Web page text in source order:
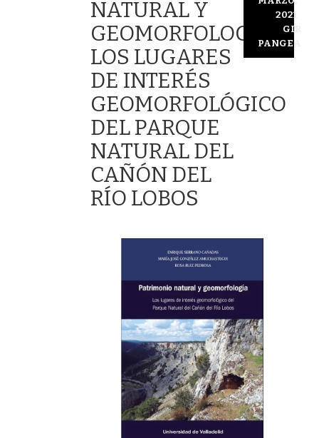
NATURAL Y
GEOMORFOLOGÍA.
LOS LUGARES
DE INTERÉS
GEOMORFOLÓGICO
DEL PARQUE
NATURAL DEL
CAÑÓN DEL
RÍO LOBOS
2021
GIR
PANGEA